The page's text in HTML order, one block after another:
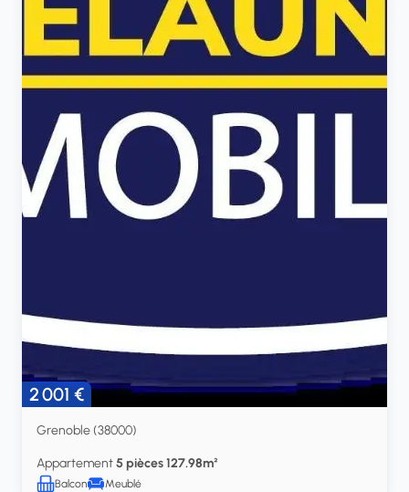
2 001 €
Grenoble (38000)
Appartement5 pièces 127.98m²
Balcon Meublé